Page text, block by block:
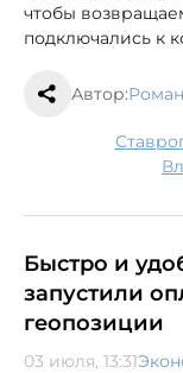
чтобы
подключались к
Автор:
Быстро и
запустили
геопозиции
03 июля, 13:31